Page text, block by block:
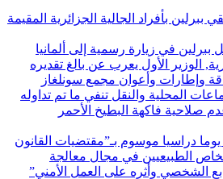
ببرلين بأفراد الجالية الجزائرية المقيمة
ببرلين في زيارة رسمية إلى ألمانيا
الوزير الأول يعرب عن بالغ تقديره
وإطارات وأعوان مجمع سونلغاز
المحلية والنقل تنفي ما تم تداوله
صلاحية فاكهة البطيخ الأحمر
دراسيا موسوم بـ”مقتضيات القانون
الطبيعيين في مجال معالجة
الشخصي وأثره على العمل الأمني”